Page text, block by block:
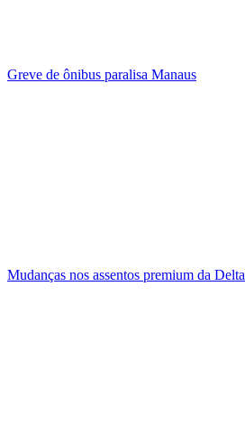
Greve de ônibus paralisa Manaus
Mudanças nos assentos premium da Delta